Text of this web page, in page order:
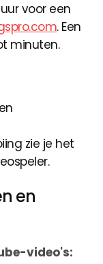
voor een
. Een
minuten.
zie je het
en
video's: